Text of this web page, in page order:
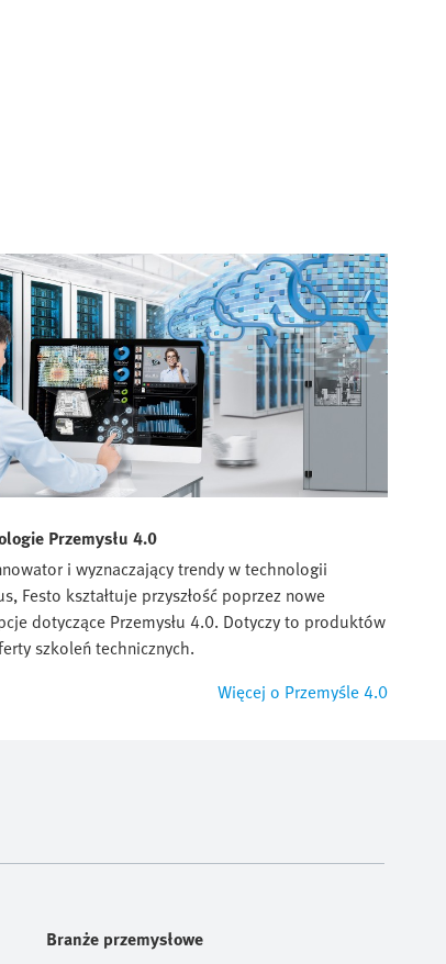
Przemysłu 4.0
i wyznaczający trendy w technologii
Festo kształtuje przyszłość poprzez nowe
dotyczące Przemysłu 4.0. Dotyczy to produktów
szkoleń technicznych.
Więcej o Przemyśle 4.0
Branże przemysłowe